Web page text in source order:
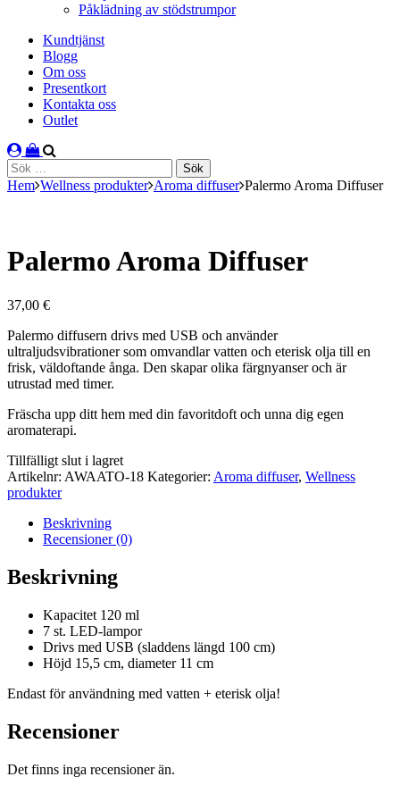
Påklädning av stödstrumpor
Kundtjänst
Blogg
Om oss
Presentkort
Kontakta oss
Outlet
Sök
efter:
Hem Wellness produkter Aroma diffuser Palermo Aroma Diffuser
Palermo Aroma Diffuser
37,00 €
Palermo diffusern drivs med USB och använder
ultraljudsvibrationer som omvandlar vatten och eterisk olja till en
frisk, väldoftande ånga. Den skapar olika färgnyanser och är
utrustad med timer.
Fräscha upp ditt hem med din favoritdoft och unna dig egen
aromaterapi.
lager
saldo
Tillfälligt slut i lagret
Artikelnr: AWAATO-18 Kategorier: Aroma diffuser, Wellness
produkter
Beskrivning
Recensioner (0)
Beskrivning
Kapacitet 120 ml
7 st. LED-lampor
Drivs med USB (sladdens längd 100 cm)
Höjd 15,5 cm, diameter 11 cm
Endast för användning med vatten + eterisk olja!
Recensioner
Det finns inga recensioner än.